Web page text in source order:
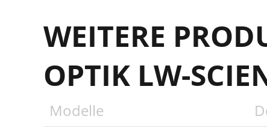
WEITERE
OPTIK LW-
Modelle